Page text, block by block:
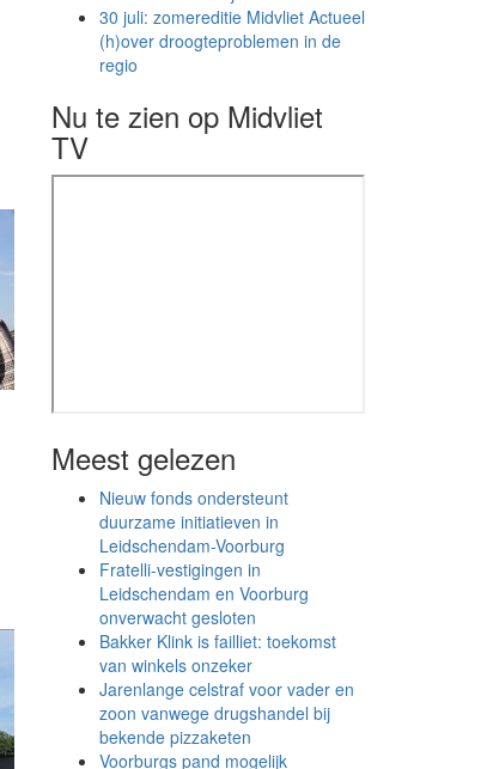
30 juli: zomereditie Midvliet Actueel
(h)over droogteproblemen in de
regio
Nu te zien op Midvliet
TV
Meest gelezen
Nieuw fonds ondersteunt
duurzame initiatieven in
Leidschendam-Voorburg
Fratelli-vestigingen in
Leidschendam en Voorburg
onverwacht gesloten
Bakker Klink is failliet: toekomst
van winkels onzeker
Jarenlange celstraf voor vader en
zoon vanwege drugshandel bij
bekende pizzaketen
Voorburgs pand mogelijk